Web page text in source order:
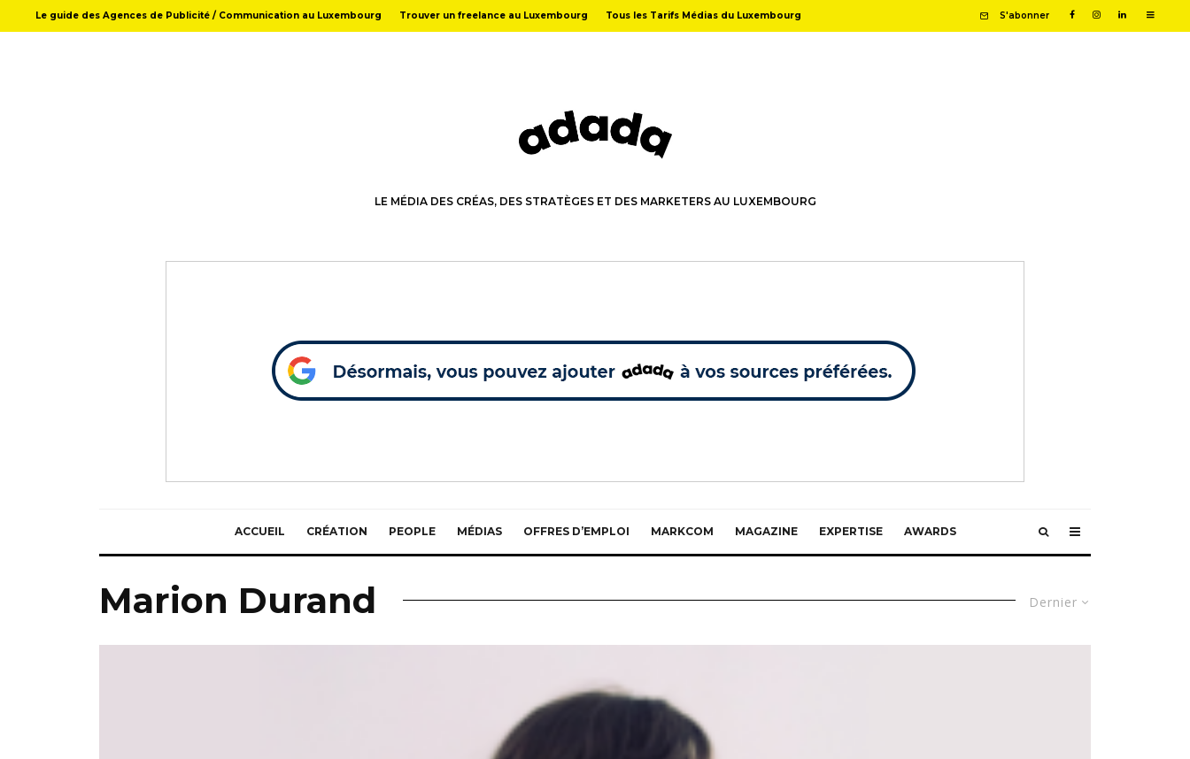
Le guide des Agences de Publicité / Communication au Luxembourg Trouver un freelance au Luxembourg Tous les Tarifs Médias du Luxembourg S'abonner
LE MÉDIA DES CRÉAS, DES STRATÈGES ET DES MARKETERS AU LUXEMBOURG
ACCUEIL CRÉATION PEOPLE MÉDIAS OFFRES D’EMPLOI MARKCOM MAGAZINE EXPERTISE AWARDS
Dernier
Marion Durand